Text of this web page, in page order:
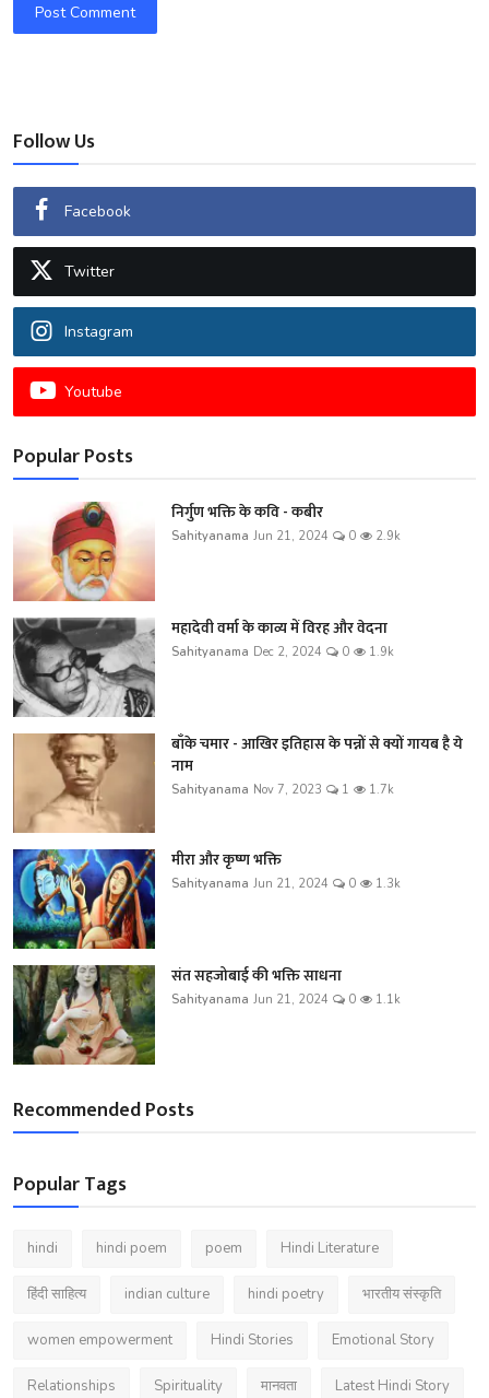
Post Comment
Follow Us
Facebook
Twitter
Instagram
Youtube
Popular Posts
निर्गुण भक्ति के कवि - कबीर
Sahityanama Jun 21, 2024 0 2.9k
महादेवी वर्मा के काव्य में विरह और वेदना
Sahityanama Dec 2, 2024 0 1.9k
बाँके चमार - आखिर इतिहास के पन्नों से क्यों गायब है ये
नाम
Sahityanama Nov 7, 2023 1 1.7k
मीरा और कृष्ण भक्ति
Sahityanama Jun 21, 2024 0 1.3k
संत सहजोबाई की भक्ति साधना
Sahityanama Jun 21, 2024 0 1.1k
Recommended Posts
Popular Tags
hindi hindi poem poem Hindi Literature
हिंदी साहित्य indian culture hindi poetry भारतीय संस्कृति
women empowerment Hindi Stories Emotional Story
Relationships Spirituality मानवता Latest Hindi Story